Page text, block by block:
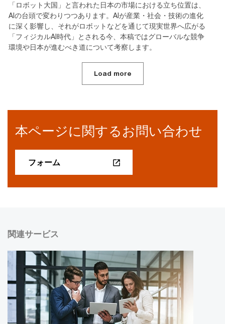
「ロボット大国」と言われた日本の市場における立ち位置は、
AIの台頭で変わりつつあります。AIが産業・社会・技術の進化
に深く影響し、それがロボットなどを通じて現実世界へ広がる
「フィジカルAI時代」とされる今、本稿ではグローバルな競争
環境や日本が進むべき道について考察します。
Load more
本ページに関するお問い合わせ
フォーム
関連サービス